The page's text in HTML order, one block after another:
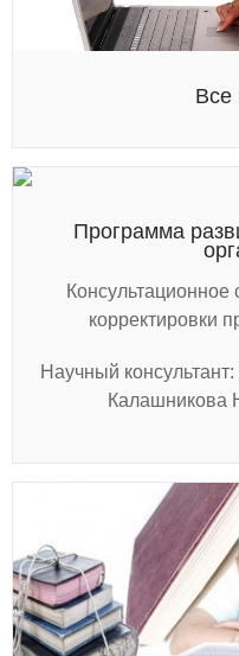
Все
Программа
корректировки
Научный
Калашникова